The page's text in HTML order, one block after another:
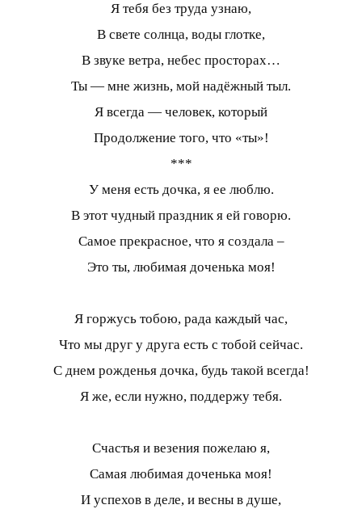
Я тебя без труда узнаю,
В свете солнца, воды глотке,
В звуке ветра, небес просторах…
Ты — мне жизнь, мой надёжный тыл.
Я всегда — человек, который
Продолжение того, что «ты»!
***
У меня есть дочка, я ее люблю.
В этот чудный праздник я ей говорю.
Самое прекрасное, что я создала –
Это ты, любимая доченька моя!
Я горжусь тобою, рада каждый час,
Что мы друг у друга есть с тобой сейчас.
С днем рожденья дочка, будь такой всегда!
Я же, если нужно, поддержу тебя.
Счастья и везения пожелаю я,
Самая любимая доченька моя!
И успехов в деле, и весны в душе,